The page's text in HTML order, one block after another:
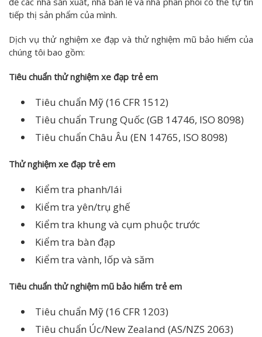
tiếp thị sản phẩm của mình.
Dịch vụ thử nghiệm xe đạp và thử nghiệm mũ bảo hiểm của
chúng tôi bao gồm:
Tiêu chuẩn thử nghiệm xe đạp trẻ em
Tiêu chuẩn Mỹ (16 CFR 1512)
Tiêu chuẩn Trung Quốc (GB 14746, ISO 8098)
Tiêu chuẩn Châu Âu (EN 14765, ISO 8098)
Thử nghiệm xe đạp trẻ em
Kiểm tra phanh/lái
Kiểm tra yên/trụ ghế
Kiểm tra khung và cụm phuộc trước
Kiểm tra bàn đạp
Kiểm tra vành, lốp và săm
Tiêu chuẩn thử nghiệm mũ bảo hiểm trẻ em
Tiêu chuẩn Mỹ (16 CFR 1203)
Tiêu chuẩn Úc/New Zealand (AS/NZS 2063)